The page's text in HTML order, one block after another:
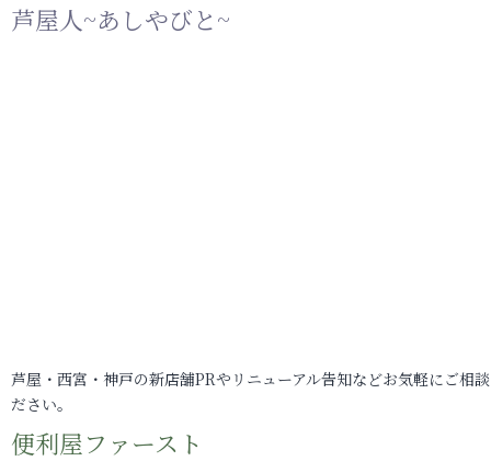
芦屋人~あしやびと~
芦屋・西宮・神戸の新店舗PRやリニューアル告知などお気軽にご相
ださい。
便利屋ファースト